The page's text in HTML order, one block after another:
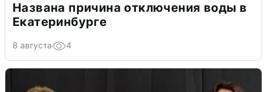
Названа причина отключения воды в
Екатеринбурге
8 августа 4